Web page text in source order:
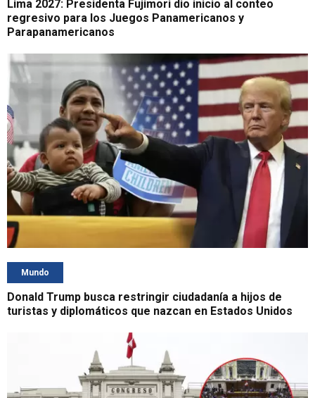
Lima 2027: Presidenta Fujimori dio inicio al conteo
regresivo para los Juegos Panamericanos y
Parapanamericanos
Mundo
Donald Trump busca restringir ciudadanía a hijos de
turistas y diplomáticos que nazcan en Estados Unidos